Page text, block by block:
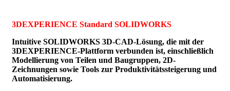
3DEXPERIENCE Standard SOLIDWORKS
Intuitive SOLIDWORKS 3D-CAD-Lösung, die mit der
3DEXPERIENCE-Plattform verbunden ist, einschließlich
Modellierung von Teilen und Baugruppen, 2D-
Zeichnungen sowie Tools zur Produktivitätssteigerung und
Automatisierung.